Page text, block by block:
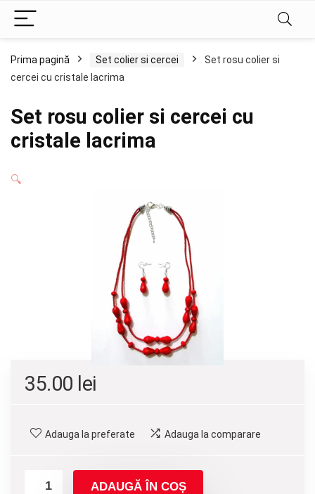
Prima pagină Set colier si cercei
Set rosu colier si
cercei cu cristale lacrima
Set rosu colier si cercei cu
cristale lacrima
🔍
35.00 lei
Adauga la preferate Adauga la comparare
ADAUGĂ ÎN COȘ